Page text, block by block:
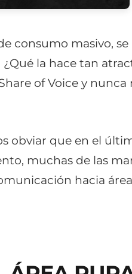
consumo masivo, se
la hace tan
of Voice y nunca
obviar que en el
muchas de las
hacia